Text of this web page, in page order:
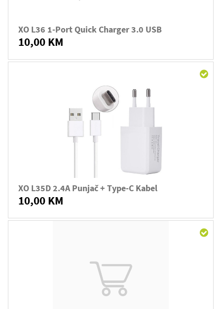
XO L36 1-Port Quick Charger 3.0 USB
10,00 KM
XO L35D 2.4A Punjač + Type-C Kabel
10,00 KM